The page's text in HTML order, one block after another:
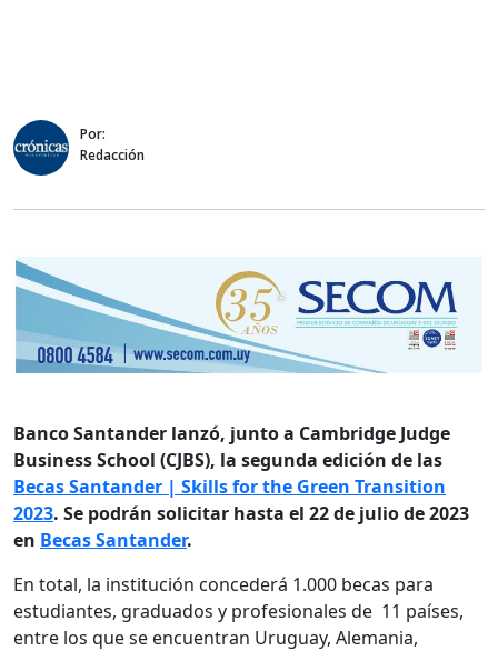
Por:
Redacción
Banco Santander lanzó, junto a Cambridge Judge
Business School (CJBS), la segunda edición de las
Becas Santander | Skills for the Green Transition
2023. Se podrán solicitar hasta el 22 de julio de 2023
en Becas Santander.
En total, la institución concederá 1.000 becas para
estudiantes, graduados y profesionales de 11 países,
entre los que se encuentran Uruguay, Alemania,